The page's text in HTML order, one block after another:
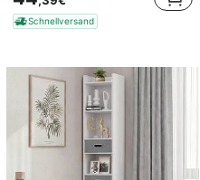
34
Schnellversand
Schnellversand